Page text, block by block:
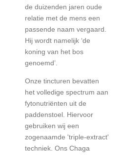
de duizenden jaren oude
relatie met de mens een
passende naam vergaard.
Hij wordt namelijk ‘de
koning van het bos
genoemd’.
Onze tincturen bevatten
het volledige spectrum aan
fytonutriënten uit de
paddenstoel. Hiervoor
gebruiken wij een
zogenaamde 'triple-extract'
techniek. Ons Chaga